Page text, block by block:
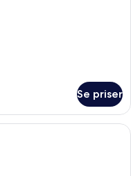
Se priser